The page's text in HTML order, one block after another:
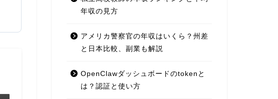
年収の見方
アメリカ警察官の年収はいくら？州差
と日本比較、副業も解説
OpenClawダッシュボードのtokenと
は？認証と使い方